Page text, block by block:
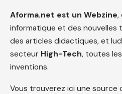
Aforma.net est un Webzine,
informatique et des nouvelles
des articles didactiques, et
secteur High-Tech, toutes
inventions.
Vous trouverez ici une source